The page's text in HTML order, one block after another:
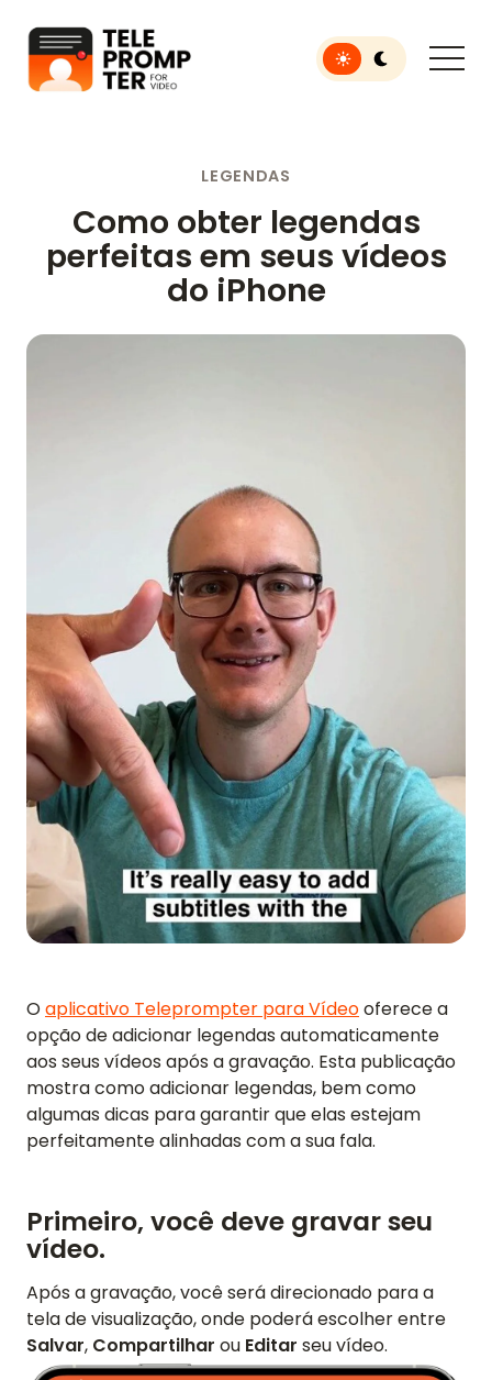
Teleprompter para vídeo
Toggle light or dark
LEGENDAS
Como obter legendas
perfeitas em seus vídeos
do iPhone
Oaplicativo Teleprompter para Vídeooferece a
opção de adicionar legendas automaticamente
aos seus vídeos após a gravação. Esta publicação
mostra como adicionar legendas, bem como
algumas dicas para garantir que elas estejam
perfeitamente alinhadas com a sua fala.
Primeiro, você deve gravar seu
vídeo.
Após a gravação, você será direcionado para a
tela de visualização, onde poderá escolher entre
Salvar, Compartilhar ou Editar seu vídeo.